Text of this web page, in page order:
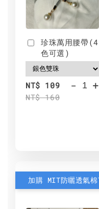
珍珠萬用腰帶(4
色可選)
NT$ 109
NT$ 160
- +